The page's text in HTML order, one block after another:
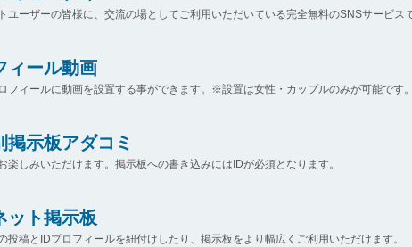
ユーザーの皆様に、交流の場としてご利用いただいている完全無料のSNSサービスで
ィール動画
フィールに動画を設置する事ができます。※設置は女性・カップルのみが可能です。
掲示板アダコミ
楽しみいただけます。掲示板への書き込みにはIDが必須となります。
ット掲示板
投稿とIDプロフィールを紐付けしたり、掲示板をより幅広くご利用いただけます。